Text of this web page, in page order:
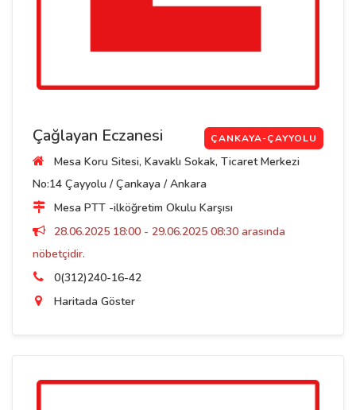
Çağlayan Eczanesi ÇANKAYA-ÇAYYOLU
Mesa Koru Sitesi, Kavaklı Sokak, Ticaret Merkezi
No:14 Çayyolu / Çankaya / Ankara
Mesa PTT -ilköğretim Okulu Karşısı
28.06.2025 18:00 - 29.06.2025 08:30 arasında
nöbetçidir.
0(312)240-16-42
Haritada Göster